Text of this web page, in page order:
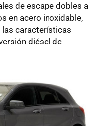
de escape dobles a
en acero inoxidable,
las características
diésel de